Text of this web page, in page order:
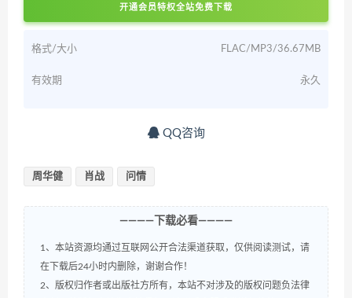
开通会员特权全站免费下载
格式/大小 FLAC/MP3/36.67MB
有效期 永久
QQ咨询
周华健 肖战 问情
————下载必看————
1、本站资源均通过互联网公开合法渠道获取，仅供阅读测试，请
在下载后24小时内删除，谢谢合作！
2、版权归作者或出版社方所有，本站不对涉及的版权问题负法律